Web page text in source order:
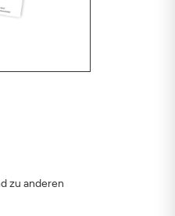
zu anderen